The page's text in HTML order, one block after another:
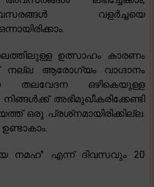
വളർച്ചയെ
ഉത്സാഹം കാരണം
ആരോഗ്യം വാഗ്ദാനം
തലവേദന ഒഴികെയുള്ള
അഭിമുഖീകരിക്കേണ്ടി
ഒരു പ്രശ്‌നമായിരിക്കില്ല.
നമഹ" എന്ന് ദിവസവും 20